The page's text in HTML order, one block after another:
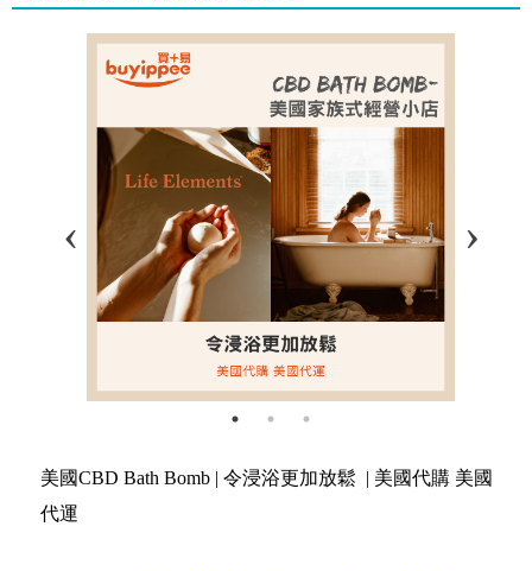
美國CBD Bath Bomb | 令浸浴更加放鬆 | 美國代購 美國
代運